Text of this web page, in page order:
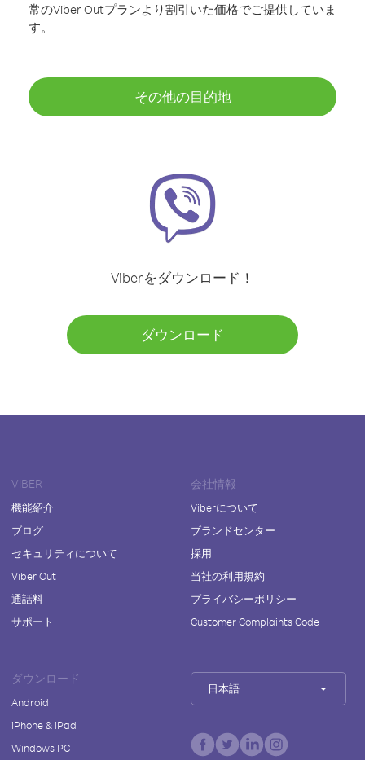
常のViber Outプランより割引いた価格でご提供していま
す。
その他の目的地
Viberをダウンロード！
ダウンロード
VIBER
機能紹介
ブログ
セキュリティについて
Viber Out
通話料
サポート
会社情報
Viberについて
ブランドセンター
採用
当社の利用規約
プライバシーポリシー
Customer Complaints Code
ダウンロード
Android
iPhone & iPad
Windows PC
日本語